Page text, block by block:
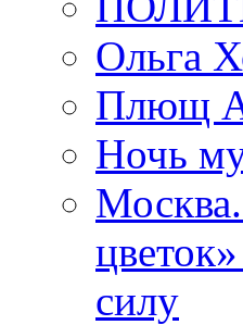
Ольга
Плющ
Ночь
силу